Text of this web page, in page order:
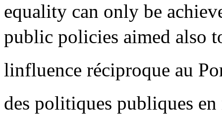
equality can only be
public policies aimed also
linfluence réciproque au
des politiques publiques en